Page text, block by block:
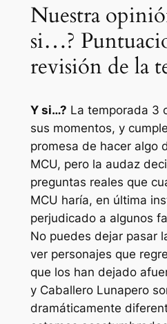
Nuestra
si…?
revisión de la
Y si…? La temporada 3
sus momentos, y
promesa de hacer algo
MCU, pero la audaz
preguntas reales que
MCU haría, en última
perjudicado a algunos
No puedes dejar pasar
ver personajes que
que los han dejado
y Caballero Lunapero
dramáticamente